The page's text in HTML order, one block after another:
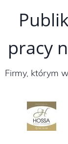
pracy
Firmy, którym